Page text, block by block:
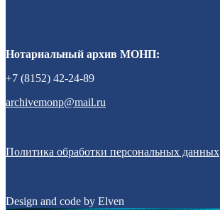
Нотариальный архив МОНП:
+7 (8152) 42-24-89
archivemonp@mail.ru
Политика обработки персональных данных
Design and code by Elven